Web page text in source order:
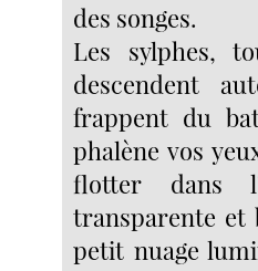
des songes.
Les sylphes,
descendent
frappent du
phalène vos
flotter dans
transparente et
petit nuage